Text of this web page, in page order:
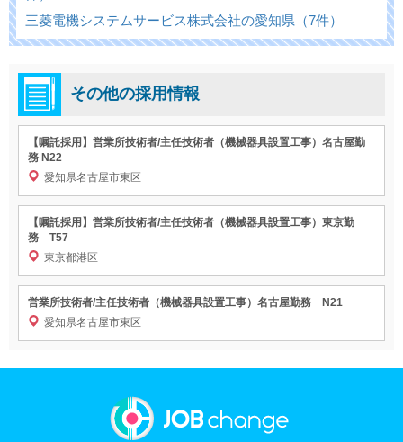
三菱電機システムサービス株式会社の愛知県（7件）
その他の採用情報
【嘱託採用】営業所技術者/主任技術者（機械器具設置工事）名古屋勤
務 N22
愛知県名古屋市東区
【嘱託採用】営業所技術者/主任技術者（機械器具設置工事）東京勤
務 T57
東京都港区
営業所技術者/主任技術者（機械器具設置工事）名古屋勤務 N21
愛知県名古屋市東区